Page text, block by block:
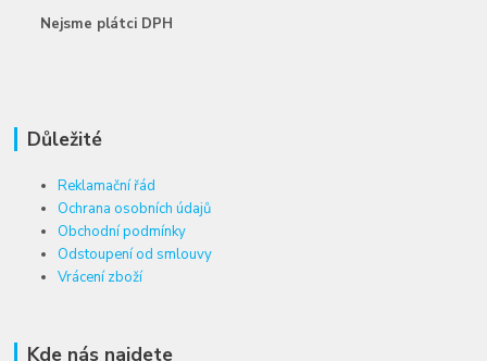
Nejsme plátci DPH
Důležité
Reklamační řád
Ochrana osobních údajů
Obchodní podmínky
Odstoupení od smlouvy
Vrácení zboží
Kde nás najdete